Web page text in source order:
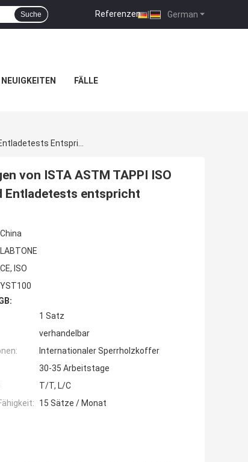
German
Referenzen |
Suche
NEUIGKEITEN FÄLLE
von ISTA ASTM TAPPI ISO
Entladetests entspricht
China
LABTONE
CE, ISO
YST100
1 Satz
verhandelbar
Internationaler Sperrholzkoffer
30-35 Arbeitstage
T/T, L/C
15 Sätze / Monat